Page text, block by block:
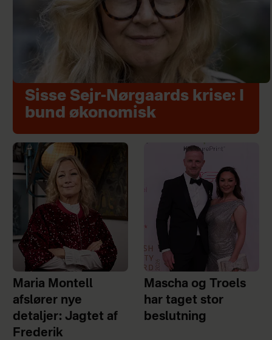
Sisse Sejr-Nørgaards krise: I
bund økonomisk
Maria Montell
afslører nye
detaljer: Jagtet af
Frederik
Mascha og Troels
har taget stor
beslutning